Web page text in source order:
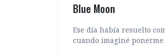
Blue Moon
Ese día había resuelto
cuando imaginé